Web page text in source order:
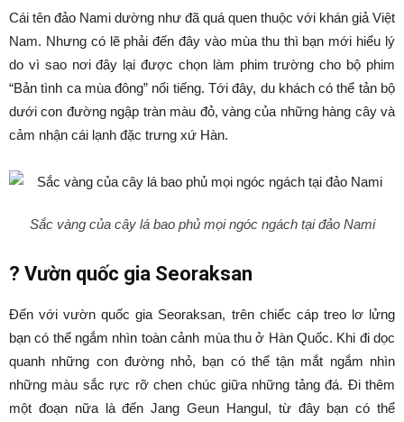
Cái tên đảo Nami dường như đã quá quen thuộc với khán giả Việt
Nam. Nhưng có lẽ phải đến đây vào mùa thu thì bạn mới hiểu lý
do vì sao nơi đây lại được chọn làm phim trường cho bộ phim
“Bản tình ca mùa đông” nổi tiếng. Tới đây, du khách có thể tản bộ
dưới con đường ngập tràn màu đỏ, vàng của những hàng cây và
cảm nhận cái lạnh đặc trưng xứ Hàn.
Sắc vàng của cây lá bao phủ mọi ngóc ngách tại đảo Nami
? Vườn quốc gia Seoraksan
Đến với vườn quốc gia Seoraksan, trên chiếc cáp treo lơ lửng
bạn có thể ngắm nhìn toàn cảnh mùa thu ở Hàn Quốc. Khi đi dọc
quanh những con đường nhỏ, bạn có thể tận mắt ngắm nhìn
những màu sắc rực rỡ chen chúc giữa những tảng đá. Đi thêm
một đoạn nữa là đến Jang Geun Hangul, từ đây bạn có thể